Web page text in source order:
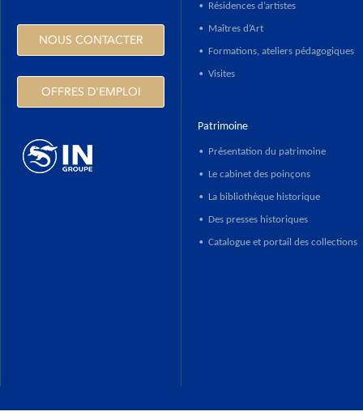
NOUS CONTACTER
OFFRES D'EMPLOI
• Résidences d’artistes
• Maîtres d’Art
• Formations, ateliers pédagogiques
• Visites
Patrimoine
• Présentation du patrimoine
• Le cabinet des poinçons
• La bibliothèque historique
• Des presses historiques
• Catalogue et portail des collections